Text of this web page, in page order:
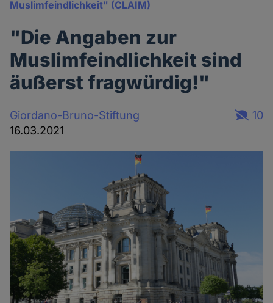
Muslimfeindlichkeit" (CLAIM)
"Die Angaben zur
Muslimfeindlichkeit sind
äußerst fragwürdig!"
Giordano-Bruno-Stiftung
16.03.2021
10